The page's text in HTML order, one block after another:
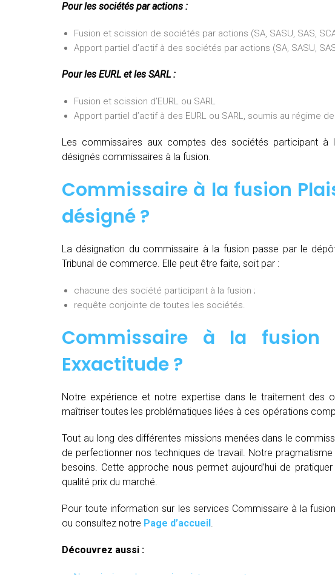
Pour les sociétés par actions :
Fusion et scission de sociétés par actions (SA, SASU, SAS,
Apport partiel d’actif à des sociétés par actions (SA, SASU,
Pour les EURL et les SARL :
Fusion et scission d’EURL ou SARL
Apport partiel d’actif à des EURL ou SARL, soumis au régime
Les commissaires aux comptes des sociétés participant à
désignés commissaires à la fusion.
Commissaire à la fusion
désigné ?
La désignation du commissaire à la fusion passe par le
Tribunal de commerce. Elle peut être faite, soit par :
chacune des société participant à la fusion ;
requête conjointe de toutes les sociétés.
Commissaire à la fusion
Exxactitude ?
Notre expérience et notre expertise dans le traitement des
maîtriser toutes les problématiques liées à ces opérations
Tout au long des différentes missions menées dans le
de perfectionner nos techniques de travail. Notre
besoins. Cette approche nous permet aujourd’hui de
qualité prix du marché.
Pour toute information sur les services Commissaire à la
ou consultez notre Page d’accueil.
Découvrez aussi :